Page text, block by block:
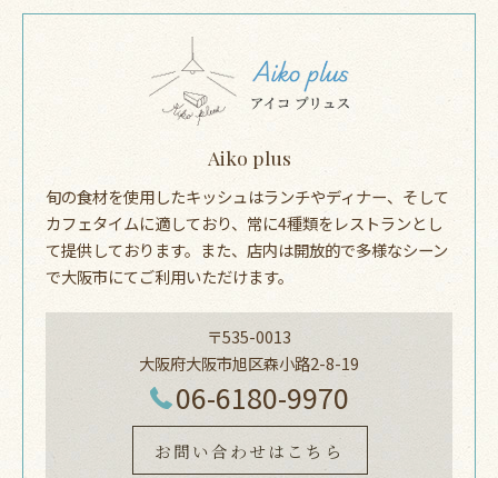
Aiko plus
旬の食材を使用したキッシュはランチやディナー、そして
カフェタイムに適しており、常に4種類をレストランとし
て提供しております。また、店内は開放的で多様なシーン
で大阪市にてご利用いただけます。
〒535-0013
大阪府大阪市旭区森小路2-8-19
06-6180-9970
お問い合わせはこちら